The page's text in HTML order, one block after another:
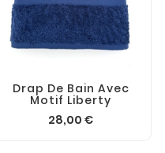
Drap De Bain Avec
Motif Liberty
28,00 €